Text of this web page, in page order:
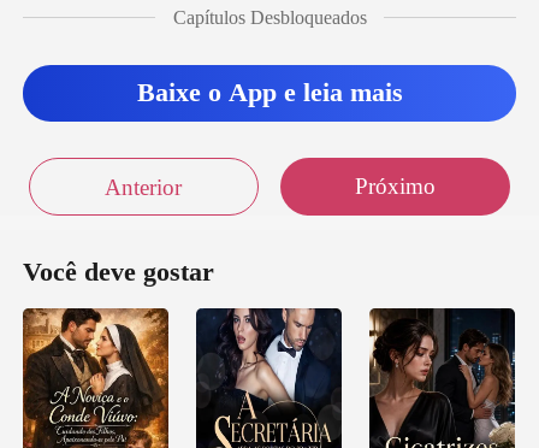
Capítulos Desbloqueados
Baixe o App e leia mais
Anterior Próximo
Você deve gostar